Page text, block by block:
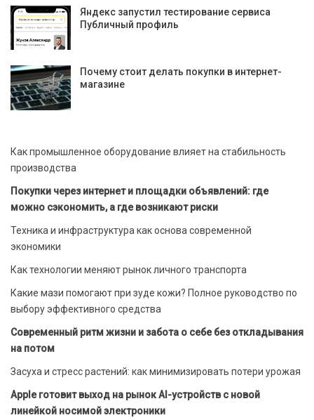
Яндекс запустил тестирование сервиса
Публичный профиль
Почему стоит делать покупки в интернет-
магазине
Как промышленное оборудование влияет на стабильность
производства
Покупки через интернет и площадки объявлений: где
можно сэкономить, а где возникают риски
Техника и инфраструктура как основа современной
экономики
Как технологии меняют рынок личного транспорта
Какие мази помогают при зуде кожи? Полное руководство по
выбору эффективного средства
Современный ритм жизни и забота о себе без откладывания
на потом
Засуха и стресс растений: как минимизировать потери урожая
Apple готовит выход на рынок AI-устройств с новой
линейкой носимой электроники